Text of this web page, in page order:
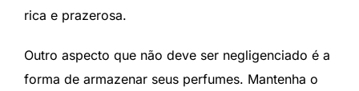
rica e prazerosa.
Outro aspecto que não deve ser negligenciado é a
forma de armazenar seus perfumes. Mantenha o